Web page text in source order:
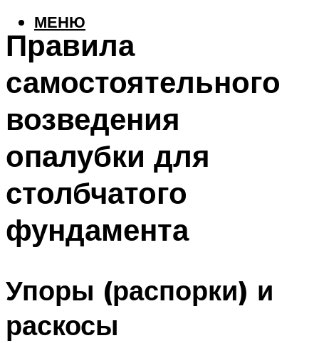
МЕНЮ
Правила
самостоятельного
возведения
опалубки для
столбчатого
фундамента
Упоры (распорки) и
раскосы